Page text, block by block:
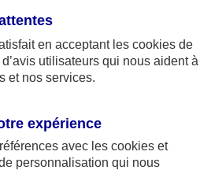
imposable limité à 8
favorable, 2,5 % du PASS.
et la sortie se fait
(sauf exceptions).
en acceptant les cookies de
utilisateurs qui nous aident à
et nos services.
expérience
avec les cookies et
personnalisation qui nous